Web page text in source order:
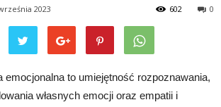
2023 0
602
emocjonalna to umiejętność rozpoznawania,
własnych emocji oraz empatii i